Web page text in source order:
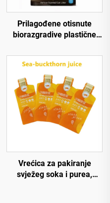
Prilagođene otisnute
biorazgradive plastične
mačke 5kg 10kg s ravnim
dnom i ručkom
Vrećica za pakiranje
svježeg soka i purea,